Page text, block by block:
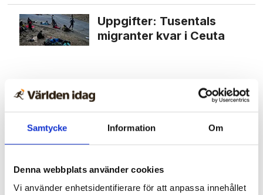
Samtycke Information Om
Denna webbplats använder cookies
Vi använder enhetsidentifierare för att anpassa innehållet
Uppgifter: Tusentals
migranter kvar i Ceuta